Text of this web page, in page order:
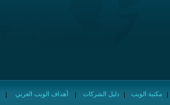
| أهداف الويب العربي | دليل الشركات | مكتبة الويب |